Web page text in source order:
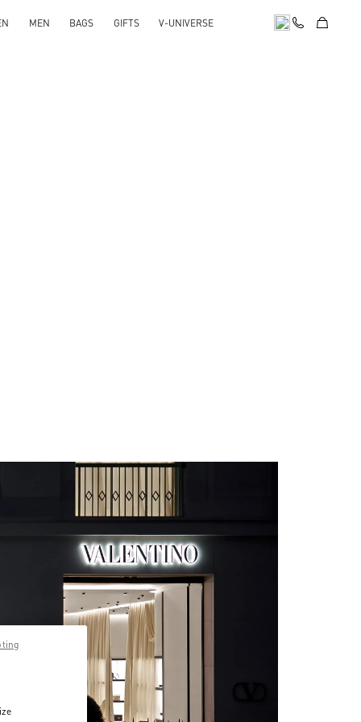
MEN BAGS GIFTS V-UNIVERSE